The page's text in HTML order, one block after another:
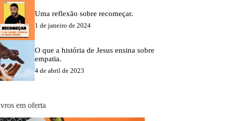
Uma reflexão sobre recomeçar.
1 de janeiro de 2024
O que a história de Jesus ensina sobre
empatia.
4 de abril de 2023
em oferta